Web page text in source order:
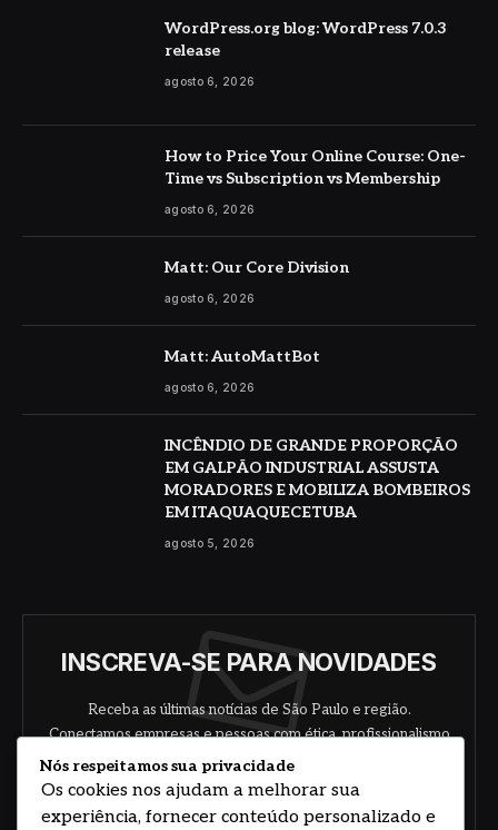
WordPress.org blog: WordPress 7.0.3
release
agosto 6, 2026
How to Price Your Online Course: One-
Time vs Subscription vs Membership
agosto 6, 2026
Matt: Our Core Division
agosto 6, 2026
Matt: AutoMattBot
agosto 6, 2026
INCÊNDIO DE GRANDE PROPORÇÃO
EM GALPÃO INDUSTRIAL ASSUSTA
MORADORES E MOBILIZA BOMBEIROS
EM ITAQUAQUECETUBA
agosto 5, 2026
INSCREVA-SE PARA NOVIDADES
Receba as últimas notícias de São Paulo e região.
Conectamos empresas e pessoas com ética, profissionalismo
e responsabilidade.
Nós respeitamos sua privacidade
Os cookies nos ajudam a melhorar sua
experiência, fornecer conteúdo personalizado e